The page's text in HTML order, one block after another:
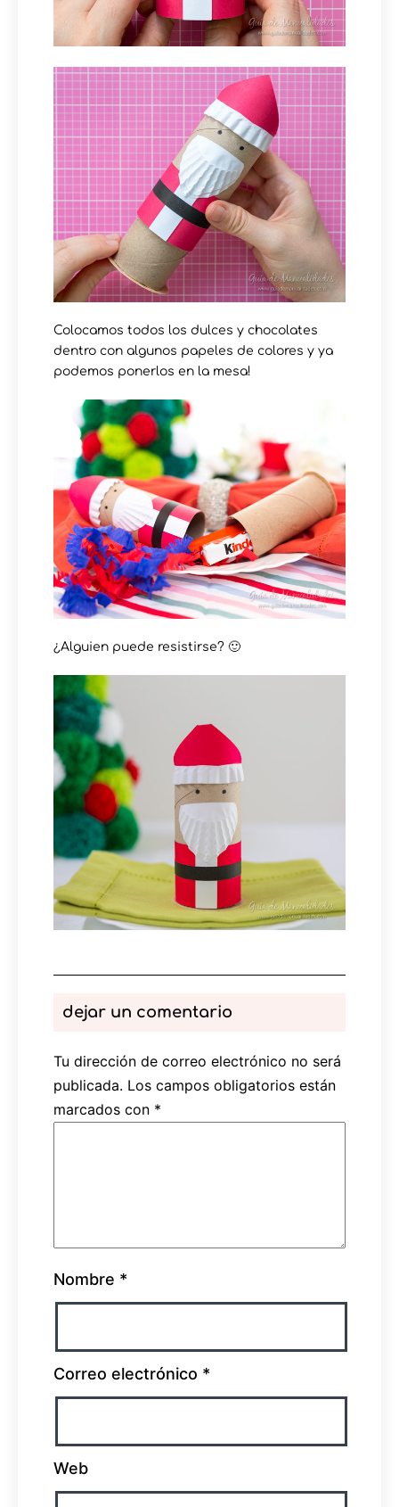
Colocamos todos los dulces y chocolates
dentro con algunos papeles de colores y ya
podemos ponerlos en la mesa!
¿Alguien puede resistirse? 🙂
dejar un comentario
Tu dirección de correo electrónico no será
publicada. Los campos obligatorios están
marcados con *
Nombre *
Correo electrónico *
Web